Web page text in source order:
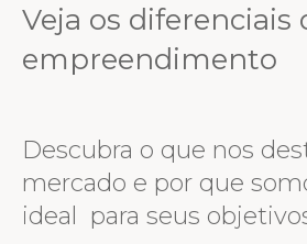
Veja os diferenciais
empreendimento
Descubra o que nos
mercado e por que
ideal para seus